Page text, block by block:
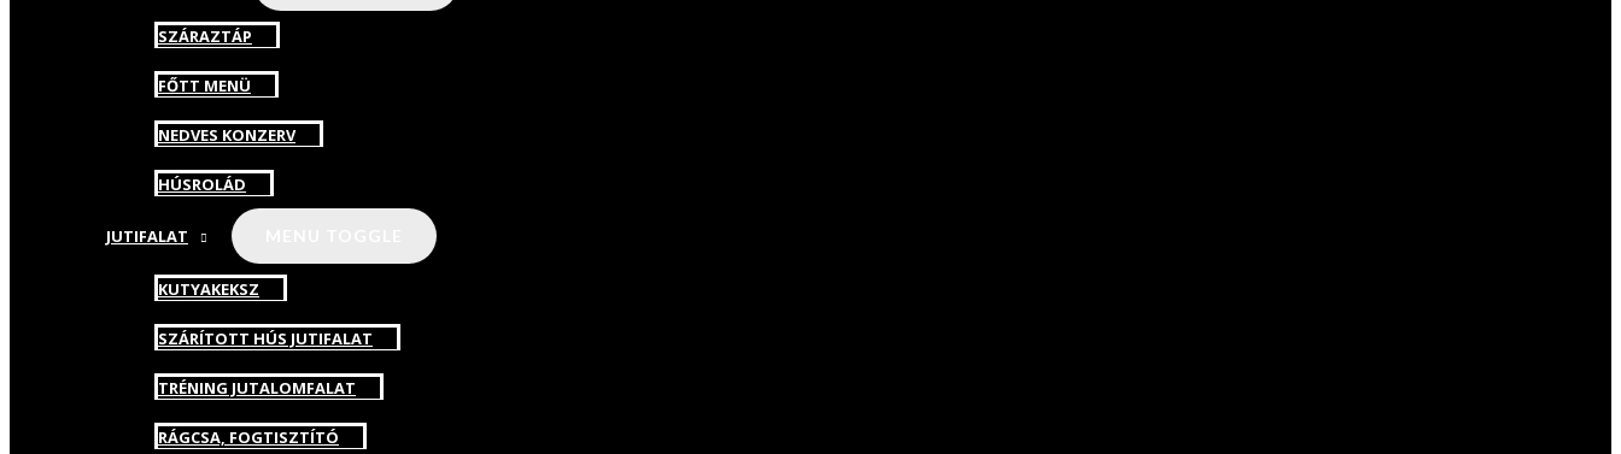
SZÁRAZTÁP
FŐTT MENÜ
NEDVES KONZERV
HÚSROLÁD
JUTIFALAT
KUTYAKEKSZ
SZÁRÍTOTT HÚS JUTIFALAT
TRÉNING JUTALOMFALAT
RÁGCSA, FOGTISZTÍTÓ